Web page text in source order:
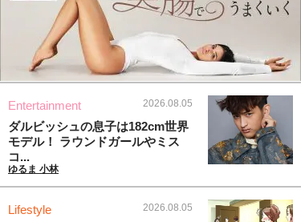
Entertainment 2026.08.05
ダルビッシュの息子は182cm世界
モデル！ ラウンドガールやミス
コ...
ゆるま 小林
Lifestyle 2026.08.05